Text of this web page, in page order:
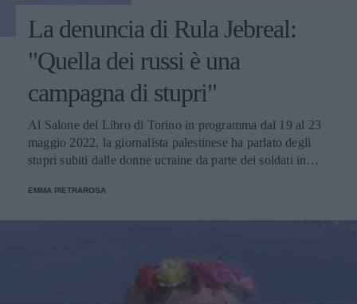
La denuncia di Rula Jebreal:
"Quella dei russi è una
campagna di stupri"
Al Salone del Libro di Torino in programma dal 19 al 23
maggio 2022, la giornalista palestinese ha parlato degli
stupri subiti dalle donne ucraine da parte dei soldati in
EMMA PIETRAROSA